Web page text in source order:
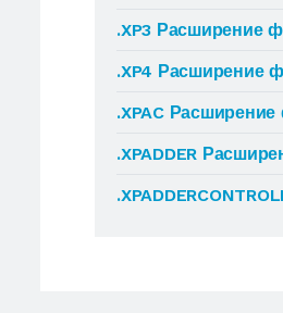
.XP3 Расширение
.XP4 Расширение
.XPAC
.XPADDER